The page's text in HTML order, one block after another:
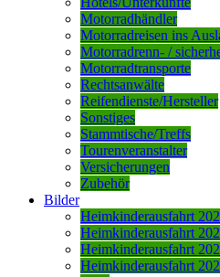
Motorradhändler
Motorradreisen ins
Motorradrenn- /
Motorradtransporte
Rechtsanwälte
Reifendienste/Hersteller
Sonstiges
Stammtische/Treffs
Tourenveranstalter
Versicherungen
Zubehör
Bilder
Heimkinderausfahrt
Heimkinderausfahrt
Heimkinderausfahrt
Heimkinderausfahrt